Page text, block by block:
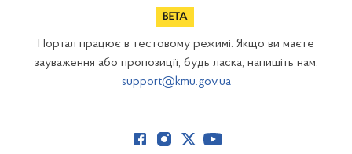
Портал працює в тестовому режимі. Якщо ви маєте
зауваження або пропозиції, будь ласка, напишіть нам:
support@kmu.gov.ua